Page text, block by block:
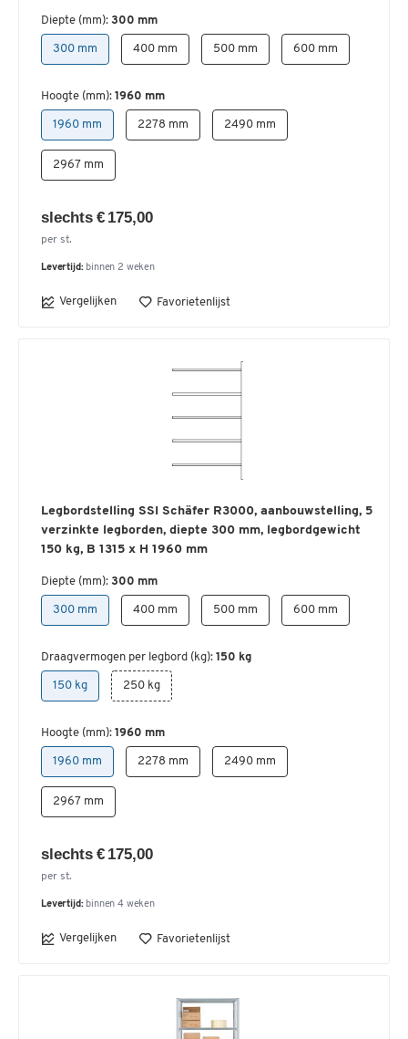
Diepte (mm): 300 mm
300 mm 400 mm 500 mm 600 mm
Hoogte (mm): 1960 mm
1960 mm 2278 mm 2490 mm
2967 mm
slechts € 175,00
per st.
Levertijd: binnen 2 weken
Vergelijken Favorietenlijst
Legbordstelling SSI Schäfer R3000, aanbouwstelling, 5
verzinkte legborden, diepte 300 mm, legbordgewicht
150 kg, B 1315 x H 1960 mm
Diepte (mm): 300 mm
300 mm 400 mm 500 mm 600 mm
Draagvermogen per legbord (kg): 150 kg
150 kg 250 kg
Hoogte (mm): 1960 mm
1960 mm 2278 mm 2490 mm
2967 mm
slechts € 175,00
per st.
Levertijd: binnen 4 weken
Vergelijken Favorietenlijst